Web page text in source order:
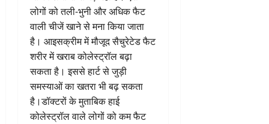
लोगों को तली-भुनी और अधिक फैट
वाली चीजें खाने से मना किया जाता
है। आइसक्रीम में मौजूद सैचुरेटेड फैट
शरीर में खराब कोलेस्ट्रॉल बढ़ा
सकता है। इससे हार्ट से जुड़ी
समस्याओं का खतरा भी बढ़ सकता
है।डॉक्टरों के मुताबिक हाई
कोलेस्ट्रॉल वाले लोगों को कम फैट